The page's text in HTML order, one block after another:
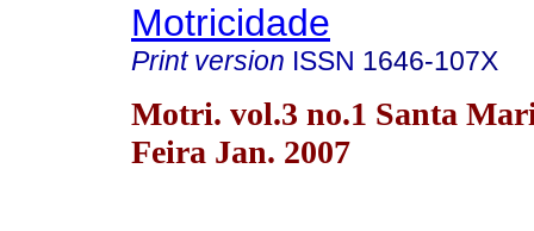
Motricidade
Print version ISSN 1646-107X
Motri. vol.3 no.1 Santa
Feira Jan. 2007